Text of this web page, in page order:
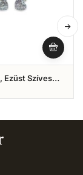
Ezüst Szíves